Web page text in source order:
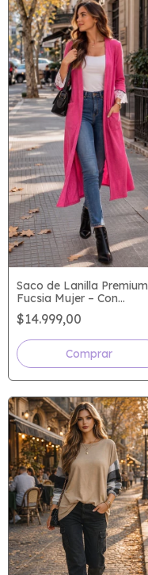
Saco de Lanilla Premium
Fucsia Mujer – Con
Mangas de Guipur – Talle
Único Hasta 5
$14.999,00